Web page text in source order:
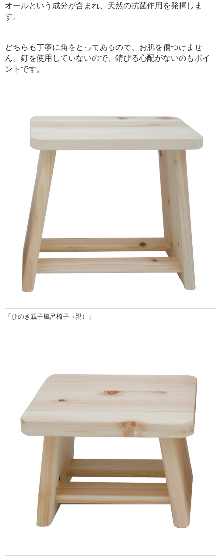
オールという成分が含まれ、天然の抗菌作用を発揮しま
す。
どちらも丁寧に角をとってあるので、お肌を傷つけませ
ん。釘を使用していないので、錆びる心配がないのもポイ
ントです。
「ひのき親子風呂椅子（親）」